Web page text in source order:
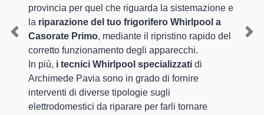
provincia per quel che riguarda la sistemazione e
la riparazione del tuo frigorifero Whirlpool a
Casorate Primo, mediante il ripristino rapido del
corretto funzionamento degli apparecchi.
In più, i tecnici Whirlpool specializzati di
Archimede Pavia sono in grado di fornire
interventi di diverse tipologie sugli
elettrodomestici da riparare per farli tornare
Previous